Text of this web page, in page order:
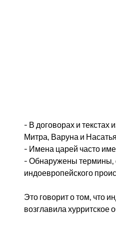
- В договорах и
Митра, Варуна и
- Имена царей часто
- Обнаружены термины,
индоевропейского
Это говорит о том, что
возглавила